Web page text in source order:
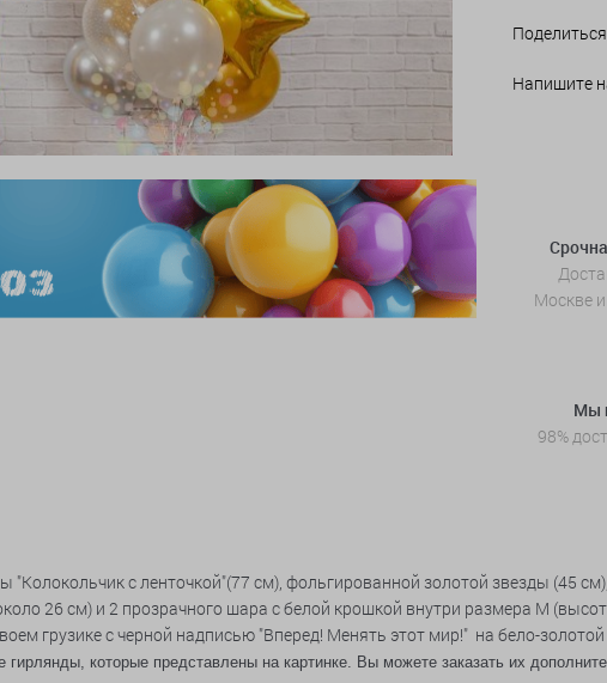
Напишите
Москве
Мы
98%
"Колокольчик с ленточкой"(77 см), фольгированной золотой звезды (45
26 см) и 2 прозрачного шара с белой крошкой внутри размера М
грузике с черной надписью "Вперед! Менять этот мир!" на бело-золотой
гирлянды, которые представлены на картинке. Вы можете заказать их